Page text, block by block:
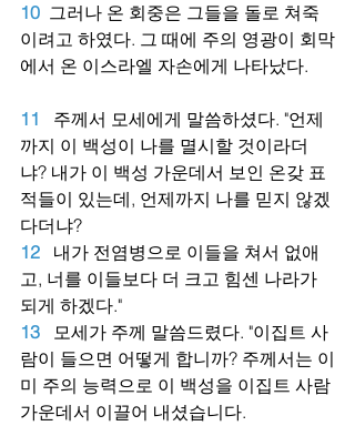
10 그러나 온 회중은 그들을 돌로 쳐죽
이려고 하였다. 그 때에 주의 영광이 회막
에서 온 이스라엘 자손에게 나타났다.
11
주께서 모세에게 말씀하셨다. "언제
까지 이 백성이 나를 멸시할 것이라더
냐? 내가 이 백성 가운데서 보인 온갖 표
적들이 있는데, 언제까지 나를 믿지 않겠
다더냐?
12
내가 전염병으로 이들을 쳐서 없애
고, 너를 이들보다 더 크고 힘센 나라가
되게 하겠다."
13
모세가 주께 말씀드렸다. "이집트 사
람이 들으면 어떻게 합니까? 주께서는 이
미 주의 능력으로 이 백성을 이집트 사람
가운데서 이끌어 내셨습니다.